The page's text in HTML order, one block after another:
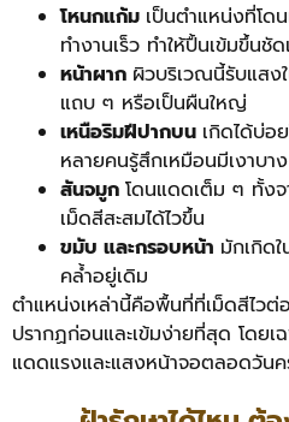
โหนกแก้ม เป็นตำแหน่งที่โด
ทำงานเร็ว ทำให้ปื้นเข้มขึ้นชัด
หน้าผาก ผิวบริเวณนี้รับแสง
แถบ ๆ หรือเป็นผืนใหญ่
เหนือริมฝีปากบน เกิดได้บ่อ
หลายคนรู้สึกเหมือนมีเงาบา
สันจมูก โดนแดดเต็ม ๆ ทั้งจ
เม็ดสีสะสมได้ไวขึ้น
ขมับ และกรอบหน้า มักเกิด
คล้ำอยู่เดิม
ตำแหน่งเหล่านี้คือพื้นที่ที่เม็ดสีไว
ปรากฏก่อนและเข้มง่ายที่สุด โดยเ
แดดแรงและแสงหน้าจอตลอดวัน